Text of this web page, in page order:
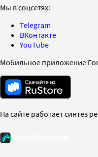
Мы в соцсетях:
Telegram
ВКонтакте
YouTube
Мобильное приложение
На сайте работает синтез